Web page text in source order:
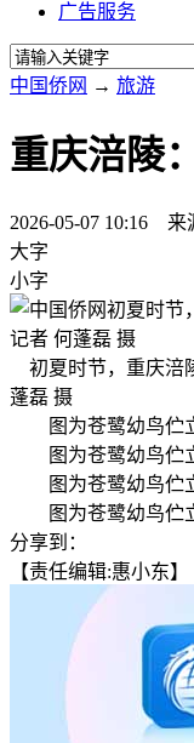
广告服务
中国侨网 → 旅游
重庆涪陵
2026-05-07 10:16 来
大字
小字
初夏时节，重庆涪
蓬磊 摄
图为苍鹭幼鸟伫
图为苍鹭幼鸟伫
图为苍鹭幼鸟伫
图为苍鹭幼鸟伫
分享到：
【责任编辑:惠小东】